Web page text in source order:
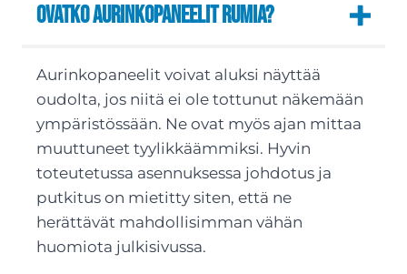
Ovatko aurinkopaneelit rumia?
Aurinkopaneelit voivat aluksi näyttää
oudolta, jos niitä ei ole tottunut näkemään
ympäristössään. Ne ovat myös ajan mittaa
muuttuneet tyylikkäämmiksi. Hyvin
toteutetussa asennuksessa johdotus ja
putkitus on mietitty siten, että ne
herättävät mahdollisimman vähän
huomiota julkisivussa.